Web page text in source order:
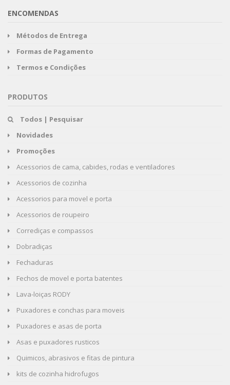
ENCOMENDAS
Métodos de Entrega
Formas de Pagamento
Termos e Condições
PRODUTOS
Todos | Pesquisar
Novidades
Promoções
Acessorios de cama, cabides, rodas e ventiladores
Acessorios de cozinha
Acessorios para movel e porta
Acessorios de roupeiro
Corrediças e compassos
Dobradiças
Fechaduras
Fechos de movel e porta batentes
Lava-loiças RODY
Puxadores e conchas para moveis
Puxadores e asas de porta
Asas e puxadores rusticos
Quimicos, abrasivos e fitas de pintura
kits de cozinha hidrofugos